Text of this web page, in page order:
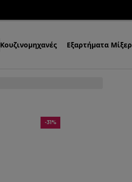
Κουζινομηχανές Εξαρτήματα Μίξερ
-31%